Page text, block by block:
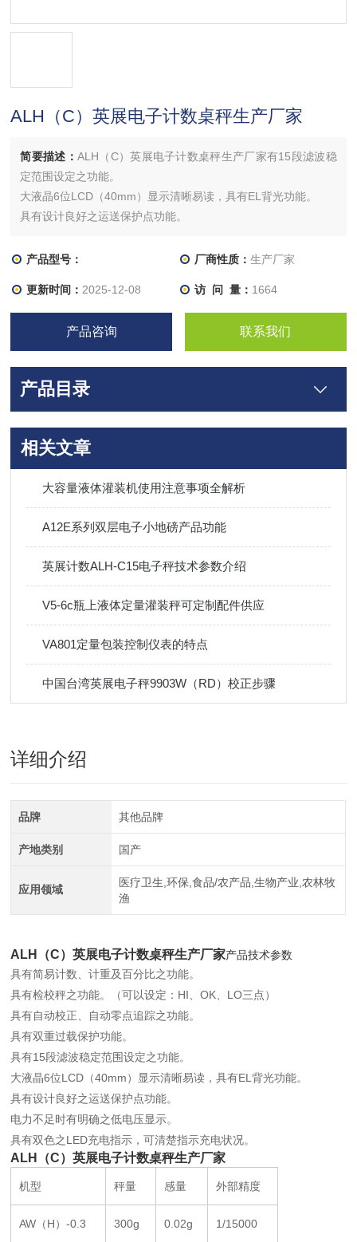
ALH（C）英展电子计数桌秤生产厂家
简要描述： ALH（C）英展电子计数桌秤生产厂家有15段滤波稳
定范围设定之功能。
大液晶6位LCD（40mm）显示清晰易读，具有EL背光功能。
具有设计良好之运送保护点功能。
产品型号： 厂商性质： 生产厂家
更新时间： 2025-12-08 访 问 量： 1664
产品咨询 联系我们
产品目录
相关文章
大容量液体灌装机使用注意事项全解析
A12E系列双层电子小地磅产品功能
英展计数ALH-C15电子秤技术参数介绍
V5-6c瓶上液体定量灌装秤可定制配件供应
VA801定量包装控制仪表的特点
中国台湾英展电子秤9903W（RD）校正步骤
详细介绍
品牌 其他品牌
产地类别 国产
应用领域
医疗卫生,环保,食品/农产品,生物产业,农林牧
渔
ALH（C）英展电子计数桌秤生产厂家产品技术参数
具有简易计数、计重及百分比之功能。
具有检校秤之功能。（可以设定：HI、OK、LO三点）
具有自动校正、自动零点追踪之功能。
具有双重过载保护功能。
具有15段滤波稳定范围设定之功能。
大液晶6位LCD（40mm）显示清晰易读，具有EL背光功能。
具有设计良好之运送保护点功能。
电力不足时有明确之低电压显示。
具有双色之LED充电指示，可清楚指示充电状况。
ALH（C）英展电子计数桌秤生产厂家
机型 秤量 感量 外部精度
AW（H）-0.3 300g 0.02g 1/15000